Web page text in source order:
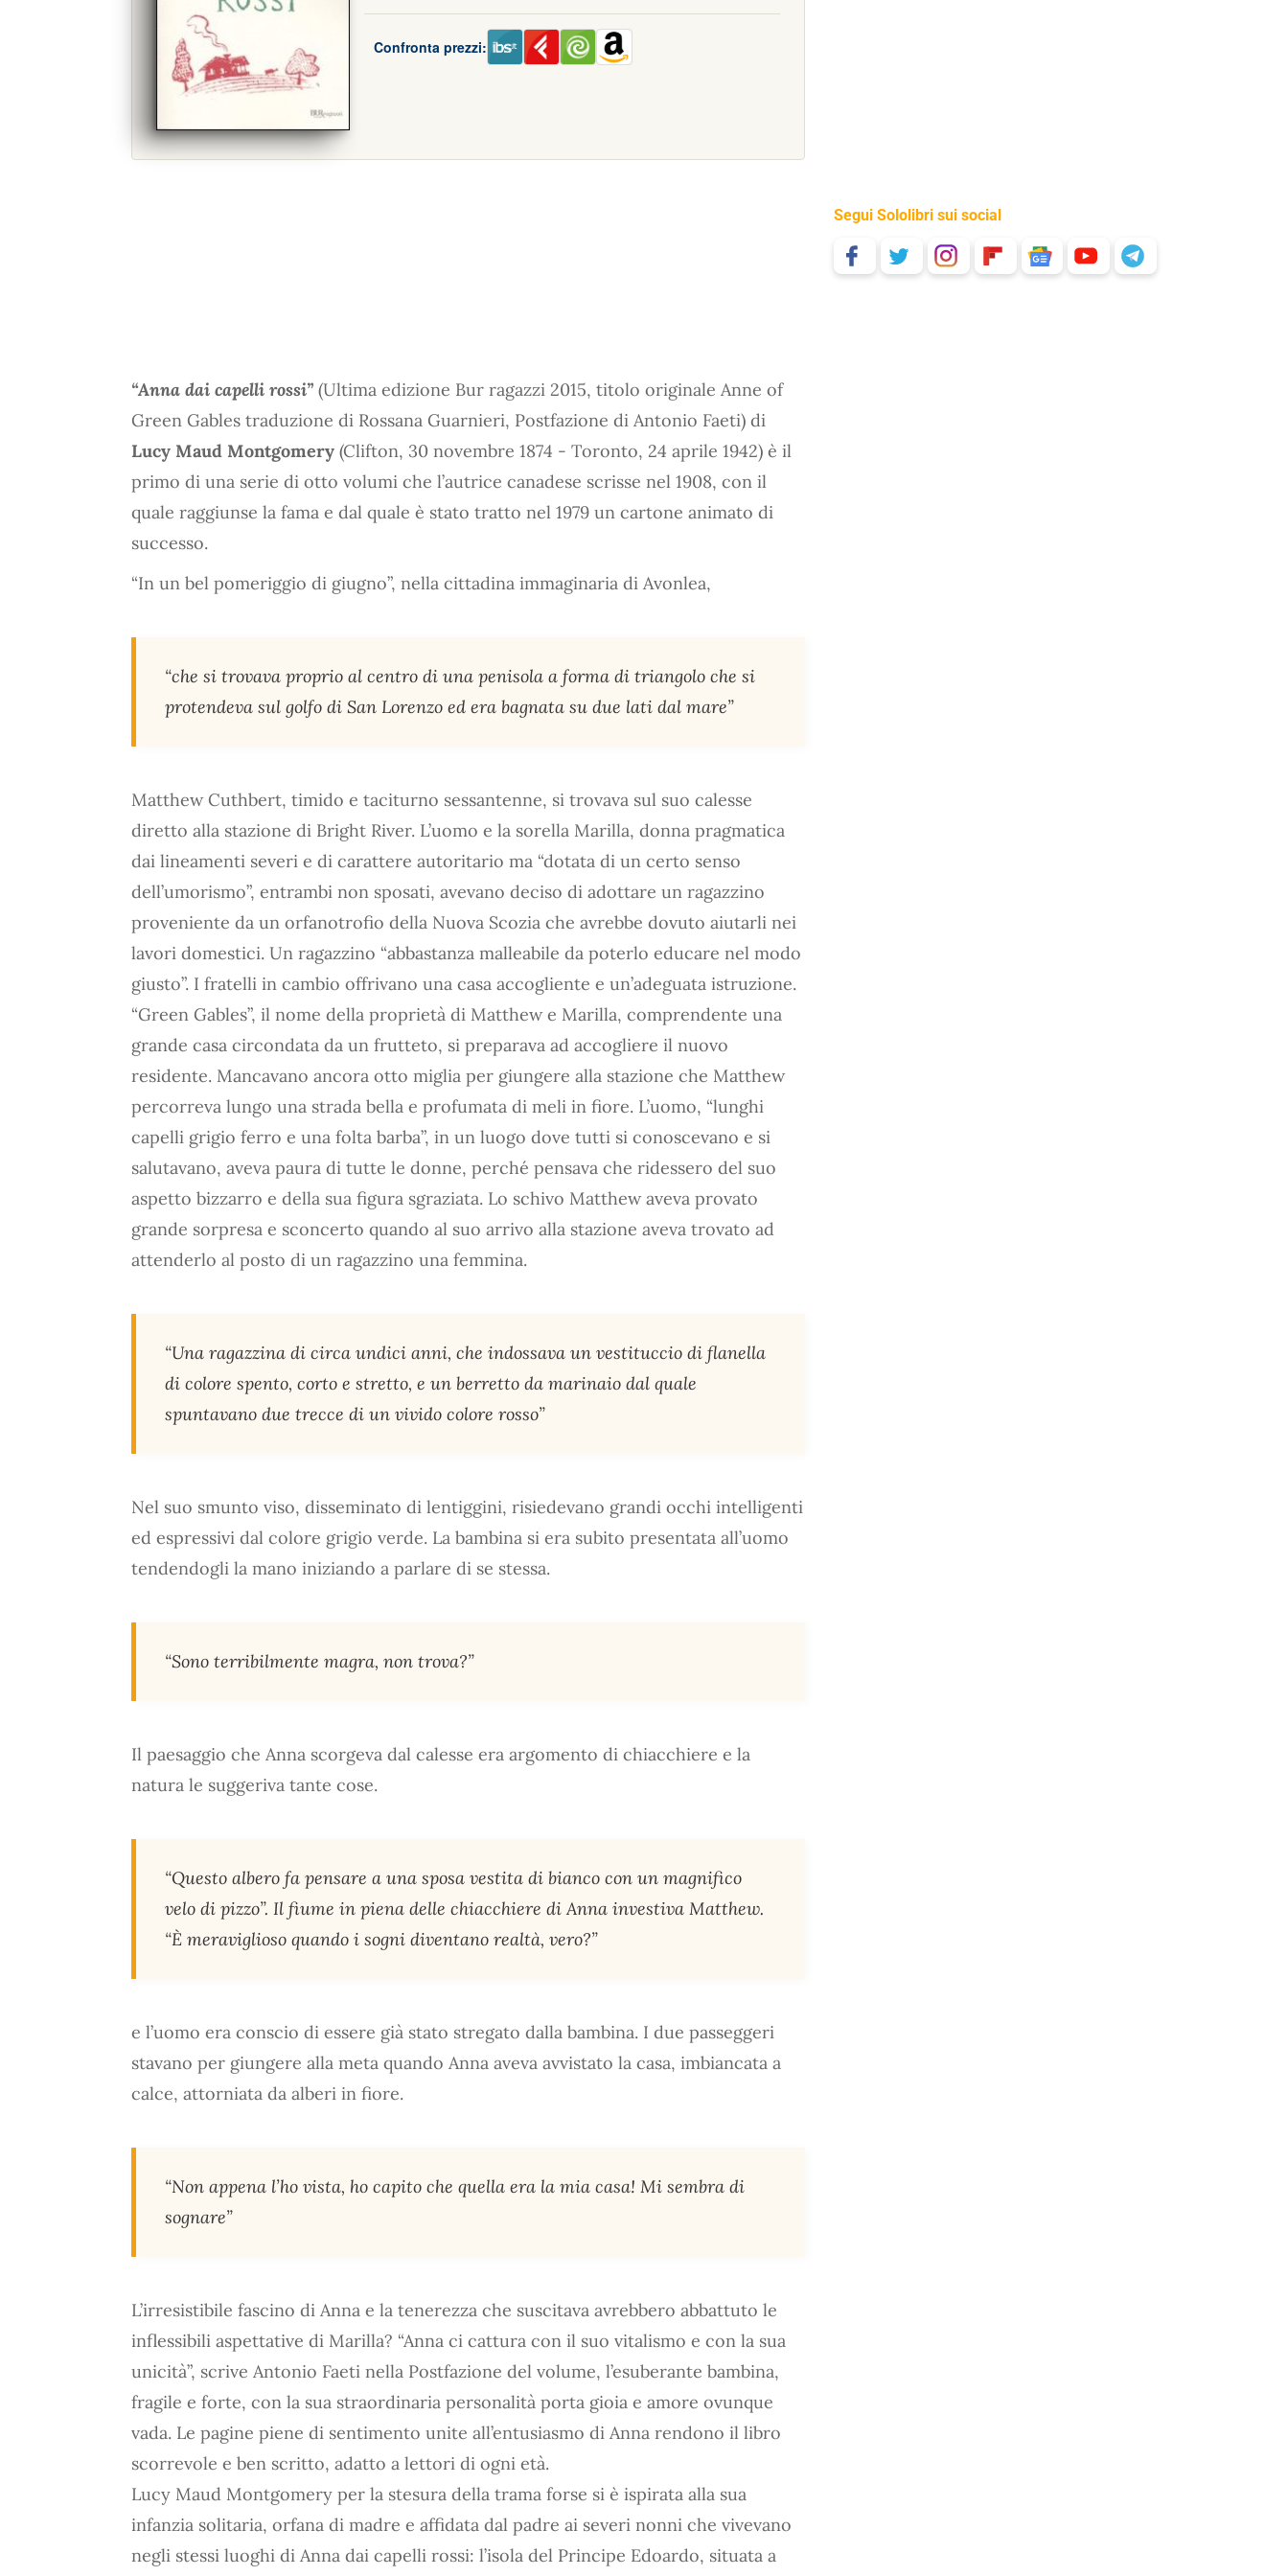
Confronta prezzi:
“Anna dai capelli rossi” (Ultima edizione Bur ragazzi 2015, titolo originale Anne of
Green Gables traduzione di Rossana Guarnieri, Postfazione di Antonio Faeti) di
Lucy Maud Montgomery (Clifton, 30 novembre 1874 - Toronto, 24 aprile 1942) è il
primo di una serie di otto volumi che l’autrice canadese scrisse nel 1908, con il
quale raggiunse la fama e dal quale è stato tratto nel 1979 un cartone animato di
successo.
“In un bel pomeriggio di giugno”, nella cittadina immaginaria di Avonlea,
“che si trovava proprio al centro di una penisola a forma di triangolo che si
protendeva sul golfo di San Lorenzo ed era bagnata su due lati dal mare”
Matthew Cuthbert, timido e taciturno sessantenne, si trovava sul suo calesse
diretto alla stazione di Bright River. L’uomo e la sorella Marilla, donna pragmatica
dai lineamenti severi e di carattere autoritario ma “dotata di un certo senso
dell’umorismo”, entrambi non sposati, avevano deciso di adottare un ragazzino
proveniente da un orfanotrofio della Nuova Scozia che avrebbe dovuto aiutarli nei
lavori domestici. Un ragazzino “abbastanza malleabile da poterlo educare nel modo
giusto”. I fratelli in cambio offrivano una casa accogliente e un’adeguata istruzione.
“Green Gables”, il nome della proprietà di Matthew e Marilla, comprendente una
grande casa circondata da un frutteto, si preparava ad accogliere il nuovo
residente. Mancavano ancora otto miglia per giungere alla stazione che Matthew
percorreva lungo una strada bella e profumata di meli in fiore. L’uomo, “lunghi
capelli grigio ferro e una folta barba”, in un luogo dove tutti si conoscevano e si
salutavano, aveva paura di tutte le donne, perché pensava che ridessero del suo
aspetto bizzarro e della sua figura sgraziata. Lo schivo Matthew aveva provato
grande sorpresa e sconcerto quando al suo arrivo alla stazione aveva trovato ad
attenderlo al posto di un ragazzino una femmina.
“Una ragazzina di circa undici anni, che indossava un vestituccio di flanella
di colore spento, corto e stretto, e un berretto da marinaio dal quale
spuntavano due trecce di un vivido colore rosso”
Nel suo smunto viso, disseminato di lentiggini, risiedevano grandi occhi intelligenti
ed espressivi dal colore grigio verde. La bambina si era subito presentata all’uomo
tendendogli la mano iniziando a parlare di se stessa.
“Sono terribilmente magra, non trova?”
Il paesaggio che Anna scorgeva dal calesse era argomento di chiacchiere e la
natura le suggeriva tante cose.
“Questo albero fa pensare a una sposa vestita di bianco con un magnifico
velo di pizzo”. Il fiume in piena delle chiacchiere di Anna investiva Matthew.
“È meraviglioso quando i sogni diventano realtà, vero?”
e l’uomo era conscio di essere già stato stregato dalla bambina. I due passeggeri
stavano per giungere alla meta quando Anna aveva avvistato la casa, imbiancata a
calce, attorniata da alberi in fiore.
“Non appena l’ho vista, ho capito che quella era la mia casa! Mi sembra di
sognare”
L’irresistibile fascino di Anna e la tenerezza che suscitava avrebbero abbattuto le
inflessibili aspettative di Marilla? “Anna ci cattura con il suo vitalismo e con la sua
unicità”, scrive Antonio Faeti nella Postfazione del volume, l’esuberante bambina,
fragile e forte, con la sua straordinaria personalità porta gioia e amore ovunque
vada. Le pagine piene di sentimento unite all’entusiasmo di Anna rendono il libro
scorrevole e ben scritto, adatto a lettori di ogni età.
Lucy Maud Montgomery per la stesura della trama forse si è ispirata alla sua
infanzia solitaria, orfana di madre e affidata dal padre ai severi nonni che vivevano
negli stessi luoghi di Anna dai capelli rossi: l’isola del Principe Edoardo, situata a
Segui Sololibri sui social